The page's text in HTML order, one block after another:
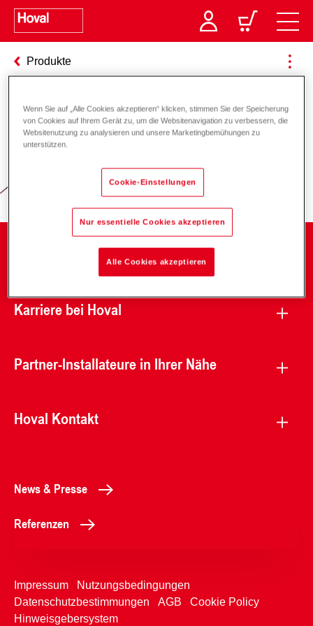
Produkte
Verantwortung für Energie und
Karriere bei Hoval
Partner-Installateure in Ihrer Nähe
Hoval Kontakt
News & Presse
Referenzen
Impressum
Nutzungsbedingungen
Datenschutzbestimmungen
AGB
Cookie Policy
Hinweisgebersystem
Wenn Sie auf „Alle Cookies akzeptieren“ klicken, stimmen Sie der Speicherung
von Cookies auf Ihrem Gerät zu, um die Websitenavigation zu verbessern, die
Websitenutzung zu analysieren und unsere Marketingbemühungen zu
unterstützen.
Cookie-Einstellungen
Nur essentielle Cookies akzeptieren
Alle Cookies akzeptieren